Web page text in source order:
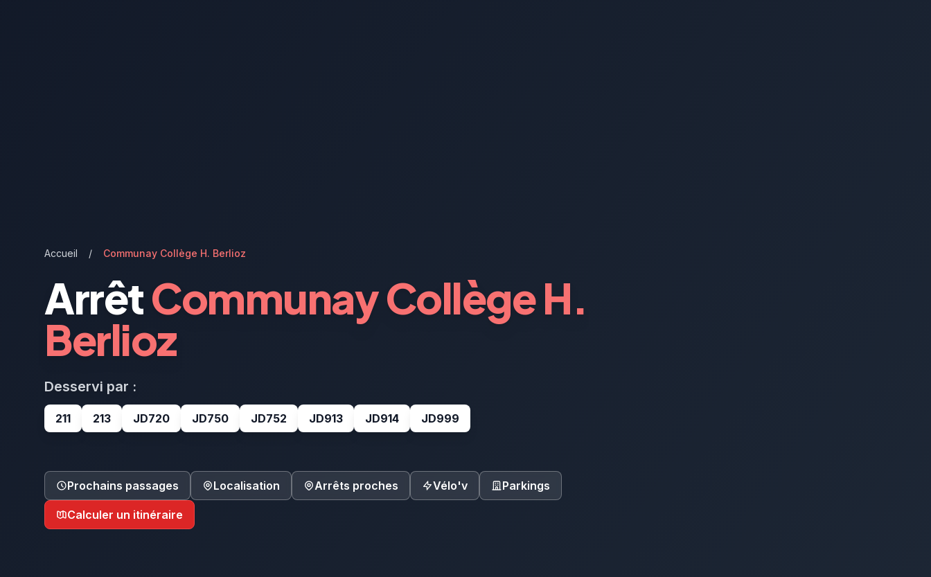
Accueil / Communay Collège H. Berlioz
ArrêtCommunay Collège H.
Berlioz
Desservi par :
211 213 JD720 JD750 JD752 JD913 JD914 JD999
Prochains passages Localisation Arrêts proches Vélo'v Parkings
Calculer un itinéraire